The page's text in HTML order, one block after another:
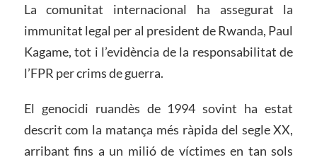
La comunitat internacional ha assegurat la
immunitat legal per al president de Rwanda, Paul
Kagame, tot i l’evidència de la responsabilitat de
l’FPR per crims de guerra.
El genocidi ruandès de 1994 sovint ha estat
descrit com la matança més ràpida del segle XX,
arribant fins a un milió de víctimes en tan sols